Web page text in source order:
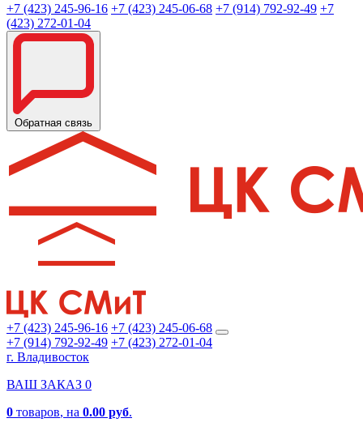
+7 (423) 245-96-16 +7 (423) 245-06-68 +7 (914) 792-92-49 +7
(423) 272-01-04
Обратная связь
+7 (423) 245-96-16 +7 (423) 245-06-68
+7 (914) 792-92-49 +7 (423) 272-01-04
г. Владивосток
ВАШ ЗАКАЗ 0
0 товаров, на 0.00 руб.